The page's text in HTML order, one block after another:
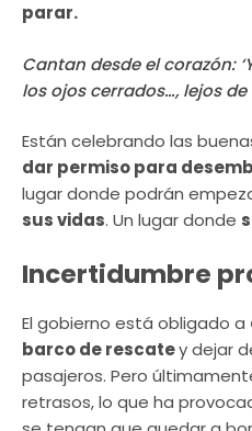
parar.
Cantan desde el corazón:
los ojos cerrados…, lejos
Están celebrando las
dar permiso para
lugar donde podrán
sus vidas. Un lugar donde
Incertidumbre
El gobierno está obligado a
barco de rescatey dejar
pasajeros. Pero
retrasos, lo que ha